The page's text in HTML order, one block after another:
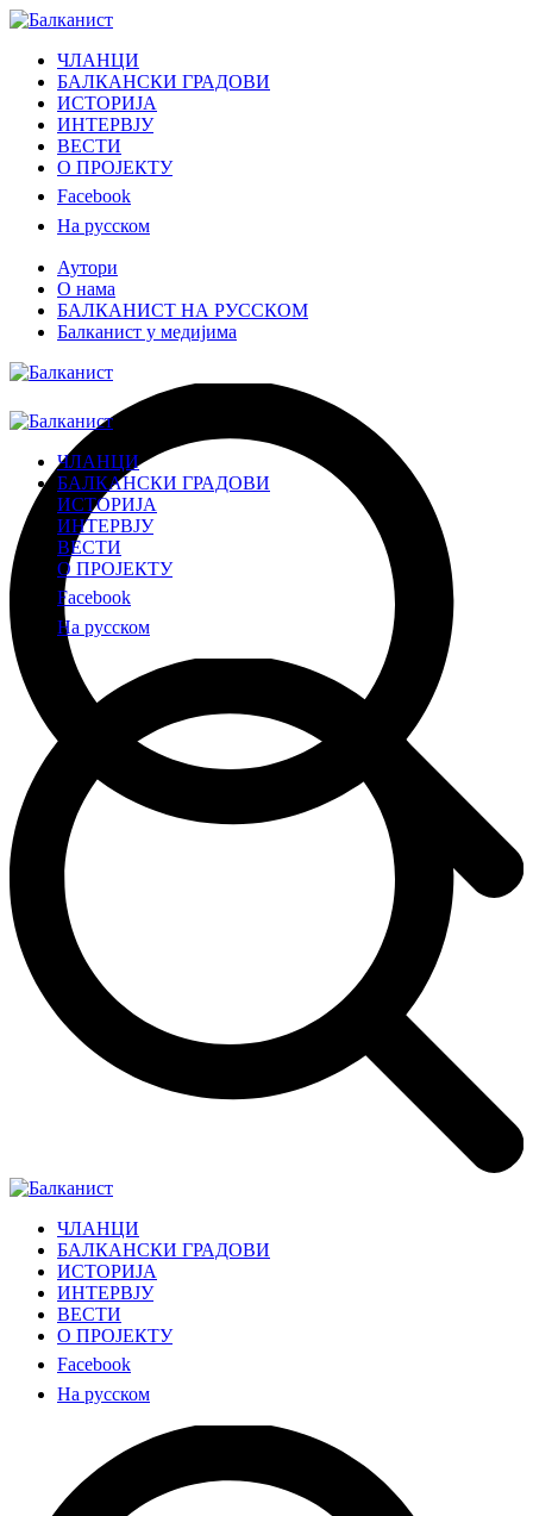
ЧЛАНЦИ
БАЛКАНСКИ ГРАДОВИ
ИСТОРИЈА
ИНТЕРВЈУ
ВЕСТИ
О ПРОЈЕКТУ
Facebook
На русском
Аутори
О нама
БАЛКАНИСТ НА РУССКОМ
Балканист у медијима
ЧЛАНЦИ
БАЛКАНСКИ ГРАДОВИ
ИСТОРИЈА
ИНТЕРВЈУ
ВЕСТИ
О ПРОЈЕКТУ
Facebook
На русском
ЧЛАНЦИ
БАЛКАНСКИ ГРАДОВИ
ИСТОРИЈА
ИНТЕРВЈУ
ВЕСТИ
О ПРОЈЕКТУ
Facebook
На русском